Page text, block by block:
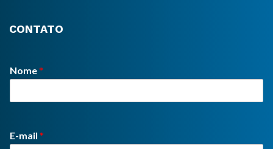
CONTATO
Nome*
E-mail *